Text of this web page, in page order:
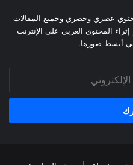
عصري وحصري وجميع المقالات
المحتوي العربي علي الإنترنت
في أبسط صورها.